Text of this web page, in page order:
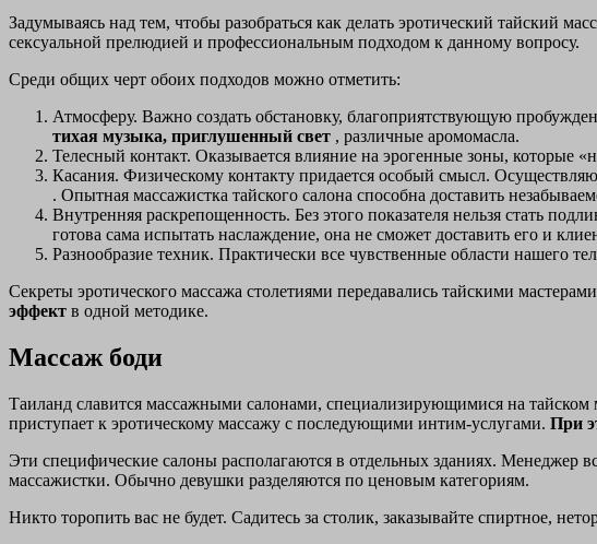
Задумываясь над тем, чтобы разобраться как делать эротический тайский
сексуальной прелюдией и профессиональным подходом к данному вопросу.
Среди общих черт обоих подходов можно отметить:
Атмосферу. Важно создать обстановку, благоприятствующую
тихая музыка, приглушенный свет , различные аромомасла.
Телесный контакт. Оказывается влияние на эрогенные зоны, которые
Касания. Физическому контакту придается особый смысл.
. Опытная массажистка тайского салона способна доставить
Внутренняя раскрепощенность. Без этого показателя нельзя стать
готова сама испытать наслаждение, она не сможет доставить его и
Разнообразие техник. Практически все чувственные области нашего
Секреты эротического массажа столетиями передавались тайскими
эффект в одной методике.
Массаж боди
Таиланд славится массажными салонами, специализирующимися на
приступает к эротическому массажу с последующими интим-услугами. При
Эти специфические салоны располагаются в отдельных зданиях. Менеджер
массажистки. Обычно девушки разделяются по ценовым категориям.
Никто торопить вас не будет. Садитесь за столик, заказывайте спиртное,